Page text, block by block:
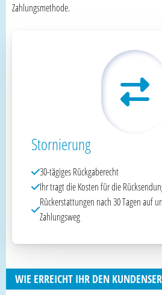
Zahlungsmethode.
Stornierung
30-tägiges Rückgaberecht
Ihr tragt die Kosten für die
Rückerstattungen nach 30 Tagen auf
Zahlungsweg
WIE ERREICHT IHR DEN